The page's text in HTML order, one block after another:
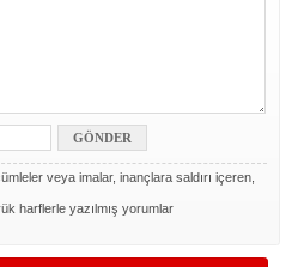
veya imalar, inançlara saldırı içeren,
harflerle yazılmış yorumlar